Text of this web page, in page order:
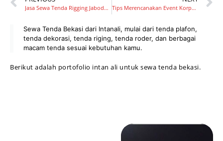
Jasa Sewa Tenda Rigging Jabodetabek Tips Merencanakan Event Korporat Kamu Agar Berhasil
Sewa Tenda Bekasi dari Intanali, mulai dari tenda plafon,
tenda dekorasi, tenda riging, tenda roder, dan berbagai
macam tenda sesuai kebutuhan kamu.
Berikut adalah portofolio intan ali untuk sewa tenda bekasi.